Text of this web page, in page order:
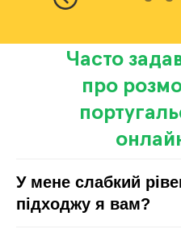
Часто
про
У мене слабкий
підходжу я вам?